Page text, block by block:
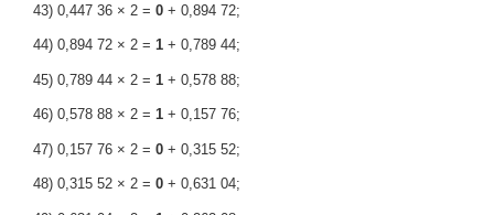
43) 0,447 36 × 2 = 0+ 0,894 72;
44) 0,894 72 × 2 = 1+ 0,789 44;
45) 0,789 44 × 2 = 1+ 0,578 88;
46) 0,578 88 × 2 = 1+ 0,157 76;
47) 0,157 76 × 2 = 0+ 0,315 52;
48) 0,315 52 × 2 = 0+ 0,631 04;